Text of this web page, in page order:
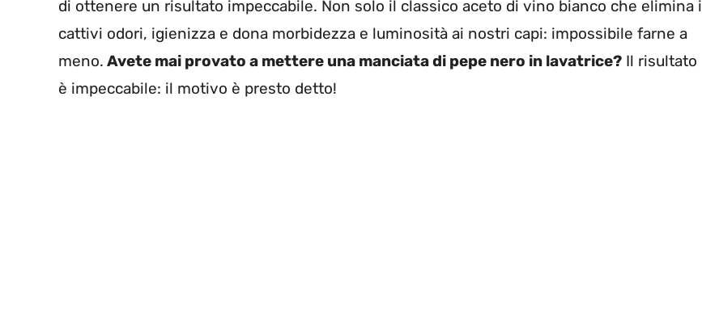
di ottenere un risultato impeccabile. Non solo il classico aceto di vino bianco che elimina i
cattivi odori, igienizza e dona morbidezza e luminosità ai nostri capi: impossibile farne a
meno. Avete mai provato a mettere una manciata di pepe nero in lavatrice? Il risultato
è impeccabile: il motivo è presto detto!